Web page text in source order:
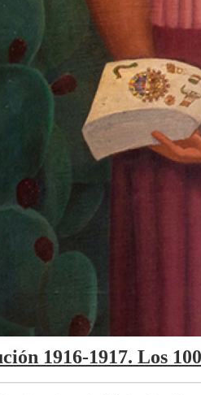
1916-1917. Los